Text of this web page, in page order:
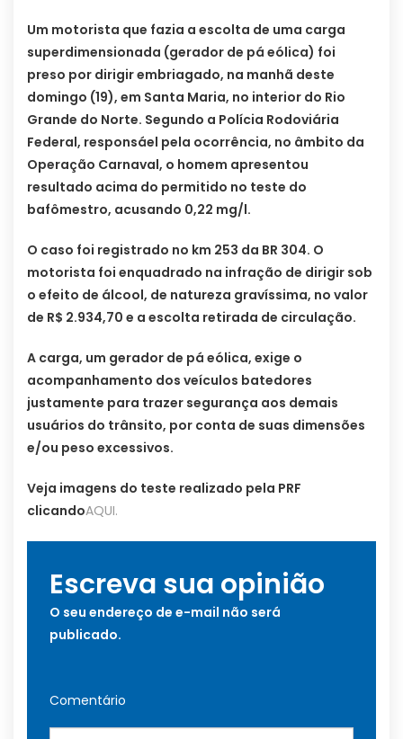
Um motorista que fazia a escolta de uma carga
superdimensionada (gerador de pá eólica) foi
preso por dirigir embriagado, na manhã deste
domingo (19), em Santa Maria, no interior do Rio
Grande do Norte. Segundo a Polícia Rodoviária
Federal, responsáel pela ocorrência, no âmbito da
Operação Carnaval, o homem apresentou
resultado acima do permitido no teste do
bafômestro, acusando 0,22 mg/l.
O caso foi registrado no km 253 da BR 304. O
motorista foi enquadrado na infração de dirigir sob
o efeito de álcool, de natureza gravíssima, no valor
de R$ 2.934,70 e a escolta retirada de circulação.
A carga, um gerador de pá eólica, exige o
acompanhamento dos veículos batedores
justamente para trazer segurança aos demais
usuários do trânsito, por conta de suas dimensões
e/ou peso excessivos.
Veja imagens do teste realizado pela PRF
clicandoAQUI.
Escreva sua opinião
O seu endereço de e-mail não será
publicado.
Comentário